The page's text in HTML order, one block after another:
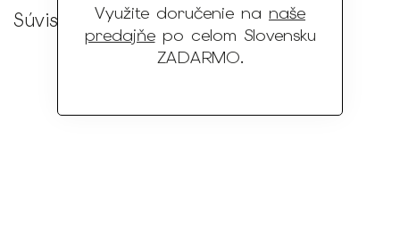
Využite doručenie na naše
predajňepo celom Slovensku
ZADARMO.
Súvisiaci tovar